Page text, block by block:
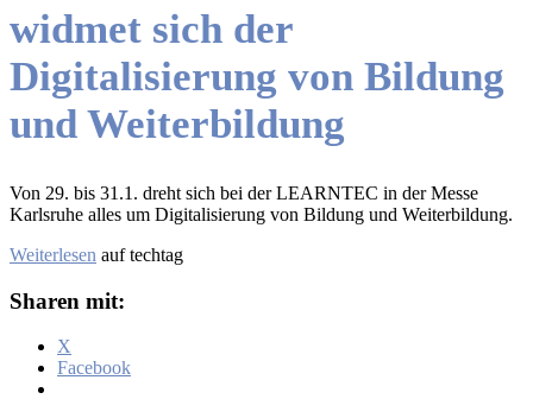
widmet sich der
Digitalisierung von Bildung
und Weiterbildung
Von 29. bis 31.1. dreht sich bei der LEARNTEC in der Messe
Karlsruhe alles um Digitalisierung von Bildung und Weiterbildung.
Weiterlesen auf techtag
Sharen mit:
X
Facebook